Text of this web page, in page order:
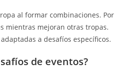
al formar combinaciones. Por
mientras mejoran otras tropas.
a desafíos específicos.
de eventos?